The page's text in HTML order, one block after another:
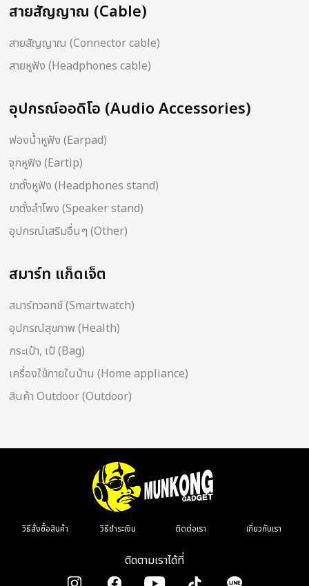
สายสัญญาณ (Cable)
สายสัญญาณ (Connector cable)
สายหูฟัง (Headphones cable)
อุปกรณ์ออดิโอ (Audio Accessories)
ฟองน้ำหูฟัง (Earpad)
จุกหูฟัง (Eartip)
ขาตั้งหูฟัง (Headphones stand)
ขาตั้งลำโพง (Speaker stand)
อุปกรณ์เสริมอื่นๆ (Other)
สมาร์ท แก็ดเจ็ต
สมาร์ทวอทช์ (Smartwatch)
อุปกรณ์สุขภาพ (Health)
กระเป๋า, เป้ (Bag)
เครื่องใช้ภายในบ้าน (Home appliance)
สินค้า Outdoor (Outdoor)
วิธีสั่งซื้อสินค้า วิธีชำระเงิน ติดต่อเรา เกี่ยวกับเรา
ติดตามเราได้ที่